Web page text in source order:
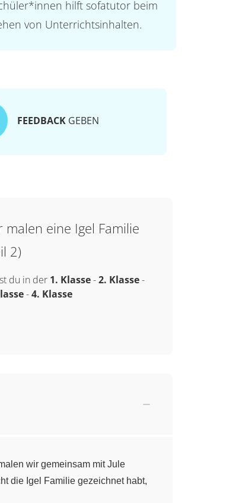
hilft sofatutor beim
von Unterrichtsinhalten.
FEEDBACK GEBEN
malen eine Igel Familie
2)
du in der 1. Klasse-2. Klasse-
-4. Klasse
wir gemeinsam mit Jule
die Igel Familie gezeichnet habt,